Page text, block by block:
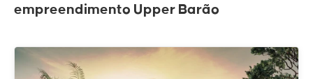
empreendimento Upper Barão